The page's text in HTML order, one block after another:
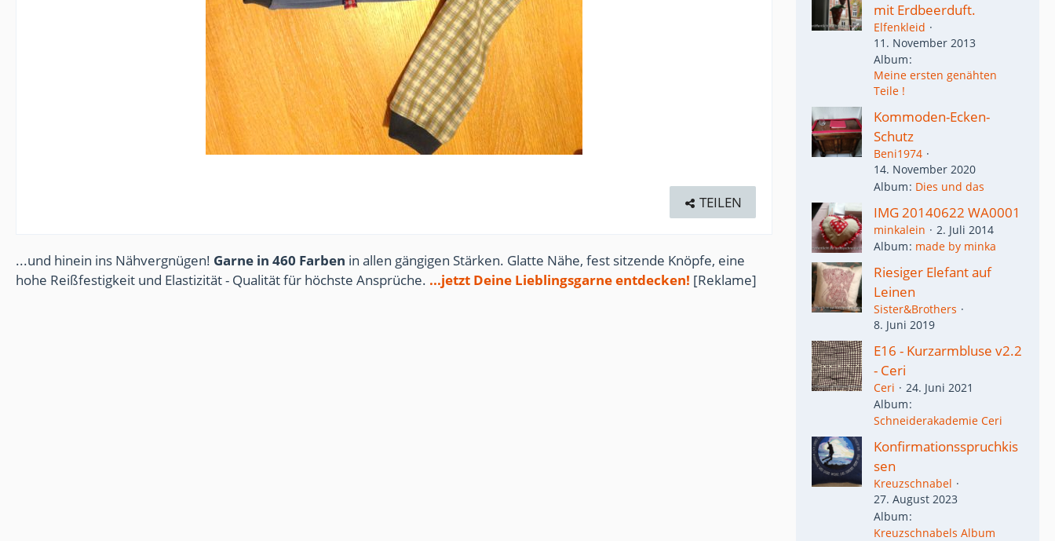
TEILEN
...und hinein ins Nähvergnügen! Garne in 460 Farben in allen gängigen Stärken. Glatte Nähe, fest sitzende Knöpfe, eine
hohe Reißfestigkeit und Elastizität - Qualität für höchste Ansprüche. ...jetzt Deine Lieblingsgarne entdecken! [Reklame]
mit Erdbeerduft.
Elfenkleid
11. November 2013
Album
Meine ersten genähten
Teile !
Kommoden-Ecken-
Schutz
Beni1974
14. November 2020
Album Dies und das
IMG 20140622 WA0001
minkalein
2. Juli 2014
Album made by minka
Riesiger Elefant auf
Leinen
Sister&Brothers
8. Juni 2019
E16 - Kurzarmbluse v2.2
- Ceri
Ceri
24. Juni 2021
Album
Schneiderakademie Ceri
Konfirmationsspruchkis
sen
Kreuzschnabel
27. August 2023
Album
Kreuzschnabels Album